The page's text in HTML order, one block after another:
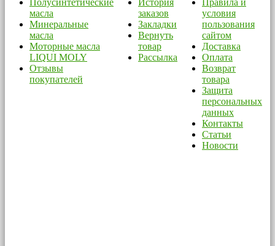
масла
Минеральные
масла
Моторные масла
LIQUI MOLY
Отзывы
покупателей
заказов
Закладки
Вернуть
товар
Рассылка
условия
пользования
сайтом
Доставка
Оплата
Возврат
товара
Защита
персональных
данных
Контакты
Статьи
Новости